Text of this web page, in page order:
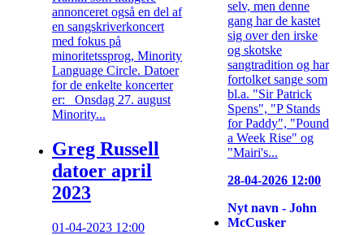
annonceret også en del af
en sangskriverkoncert
med fokus på
minoritetssprog, Minority
Language Circle. Datoer
for de enkelte koncerter
er: Onsdag 27. august
Minority...
Greg Russell
datoer april
2023
01-04-2023 12:00
selv, men denne
gang har de kastet
sig over den irske
og skotske
sangtradition og har
fortolket sange som
bl.a. "Sir Patrick
Spens", "P Stands
for Paddy", "Pound
a Week Rise" og
"Mairi's...
28-04-2026 12:00
Nyt navn - John
McCusker